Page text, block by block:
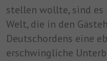
stellen wollte, sind es
Welt, die in den
Deutschordens eine
erschwingliche